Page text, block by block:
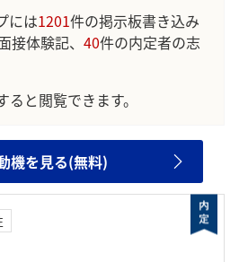
には1201件の掲示板書き込み
接体験記、 40件の内定者の志
ると閲覧できます。
機を見る(無料)